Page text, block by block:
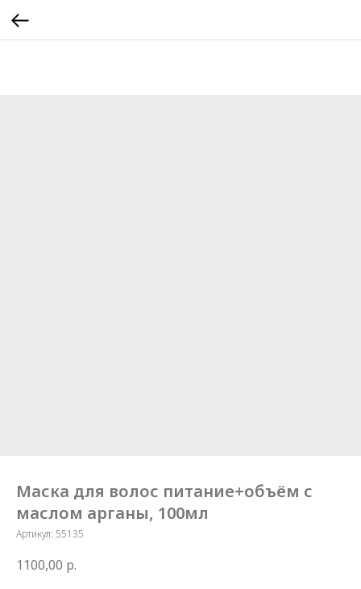
Маска для волос питание+объём с
маслом арганы, 100мл
Артикул: 55135
1100,00 р.